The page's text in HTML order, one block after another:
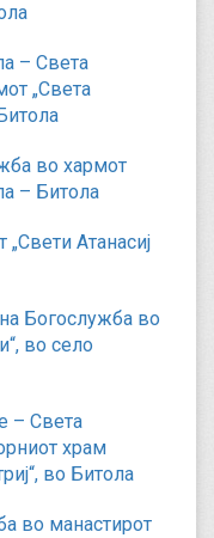
– Света
„Света
во хармот
– Битола
Атанасиј
Богослужба во
во село
– Света
храм
во Битола
во манастирот